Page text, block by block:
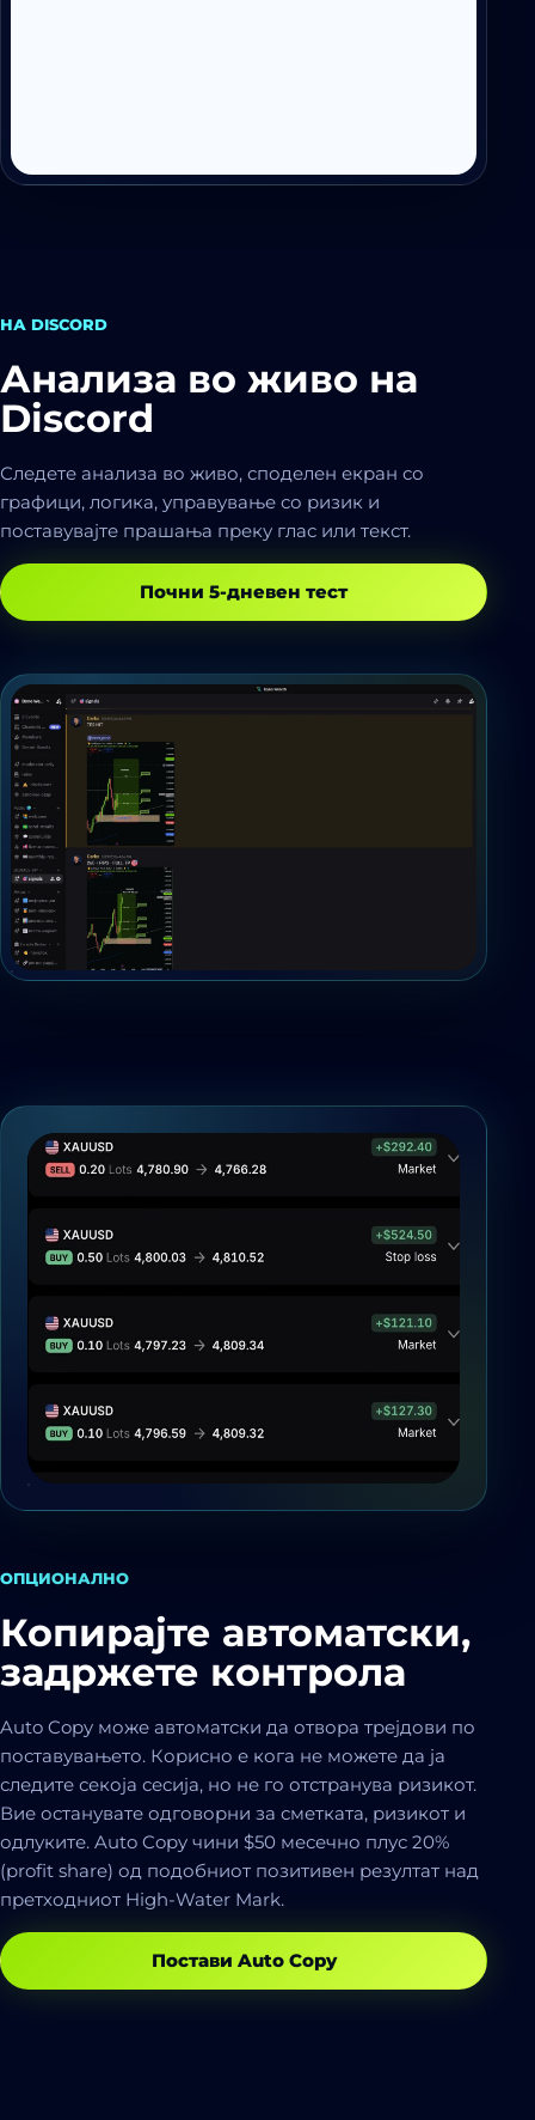
НА DISCORD
Анализа во живо на
Discord
Следете анализа во живо, споделен екран со
графици, логика, управување со ризик и
поставувајте прашања преку глас или текст.
Почни 5-дневен тест
ОПЦИОНАЛНО
Копирајте автоматски,
задржете контрола
Auto Copy може автоматски да отвора трејдови по
поставувањето. Корисно е кога не можете да ја
следите секоја сесија, но не го отстранува ризикот.
Вие останувате одговорни за сметката, ризикот и
одлуките. Auto Copy чини $50 месечно плус 20%
(profit share) од подобниот позитивен резултат над
претходниот High-Water Mark.
Постави Auto Copy